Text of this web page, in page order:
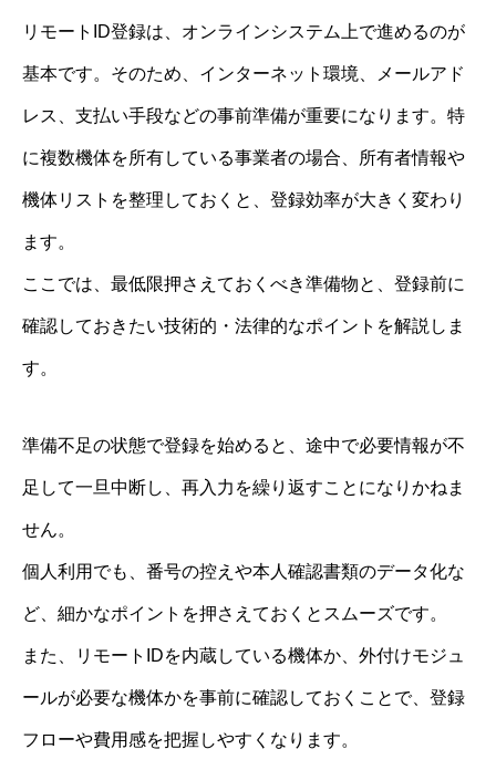
リモートID登録は、オンラインシステム上で進めるのが
基本です。そのため、インターネット環境、メールアド
レス、支払い手段などの事前準備が重要になります。特
に複数機体を所有している事業者の場合、所有者情報や
機体リストを整理しておくと、登録効率が大きく変わり
ます。
ここでは、最低限押さえておくべき準備物と、登録前に
確認しておきたい技術的・法律的なポイントを解説しま
す。
準備不足の状態で登録を始めると、途中で必要情報が不
足して一旦中断し、再入力を繰り返すことになりかねま
せん。
個人利用でも、番号の控えや本人確認書類のデータ化な
ど、細かなポイントを押さえておくとスムーズです。
また、リモートIDを内蔵している機体か、外付けモジュ
ールが必要な機体かを事前に確認しておくことで、登録
フローや費用感を把握しやすくなります。